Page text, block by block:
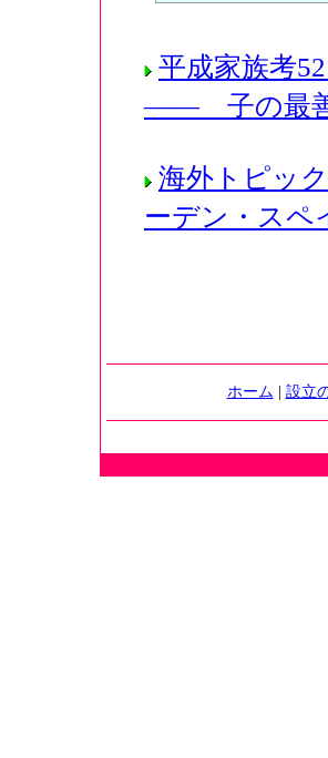
平成家族考
―― 子の最善
海外トピッ
ーデン・スペ
ホーム 設立